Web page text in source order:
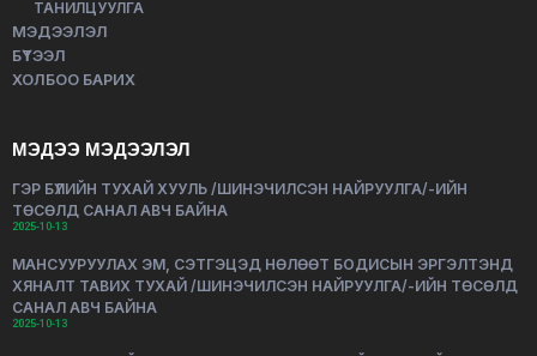
ТАНИЛЦУУЛГА
МЭДЭЭЛЭЛ
БҮТЭЭЛ
ХОЛБОО БАРИХ
МЭДЭЭ МЭДЭЭЛЭЛ
ГЭР БҮЛИЙН ТУХАЙ ХУУЛЬ /ШИНЭЧИЛСЭН НАЙРУУЛГА/-ИЙН
ТӨСӨЛД САНАЛ АВЧ БАЙНА
2025-10-13
МАНСУУРУУЛАХ ЭМ, СЭТГЭЦЭД НӨЛӨӨТ БОДИСЫН ЭРГЭЛТЭНД
ХЯНАЛТ ТАВИХ ТУХАЙ /ШИНЭЧИЛСЭН НАЙРУУЛГА/-ИЙН ТӨСӨЛД
САНАЛ АВЧ БАЙНА
2025-10-13